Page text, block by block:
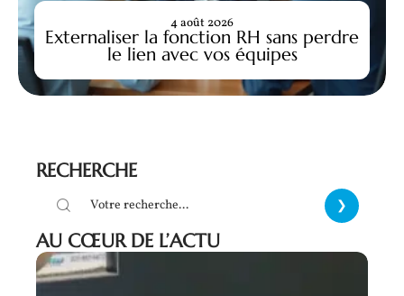
Externaliser la fonction RH sans perdre
le lien avec vos équipes
4 août 2026
RECHERCHE
AU CŒUR DE L’ACTU